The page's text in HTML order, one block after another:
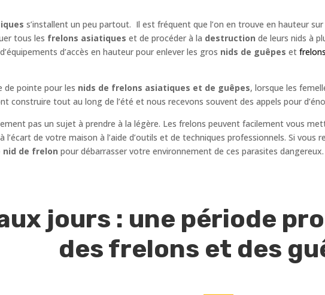
s’installent un peu partout. Il est fréquent que l’on en trouve en hauteur
tous les frelons asiatiques et de procéder à la destruction de leurs nids à
d’accès en hauteur pour enlever les gros nids de guêpes et
de pointe pour les nids de frelons asiatiques et de guêpes, lorsque les
construire tout au long de l’été et nous recevons souvent des appels pour
pas un sujet à prendre à la légère. Les frelons peuvent facilement vous
l’écart de votre maison à l’aide d’outils et de techniques professionnels. Si
de frelon pour débarrasser votre environnement de ces parasites dangereux.
jours : une période
des frelons et des